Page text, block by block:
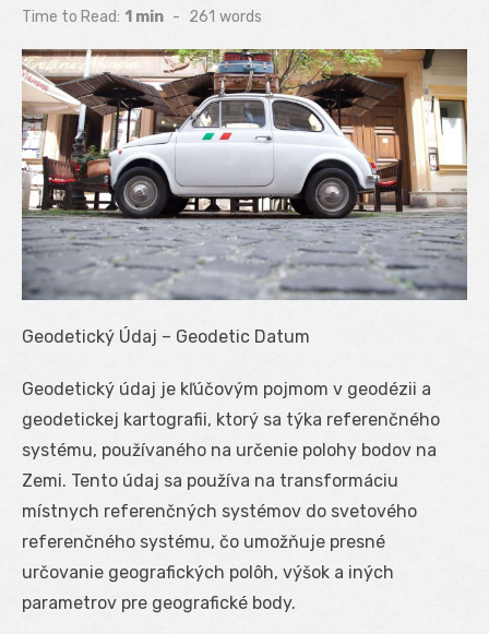
on
Time to Read: 1 min - 261 words
Geodetický Údaj – Geodetic Datum
Geodetický údaj je kľúčovým pojmom v geodézii a
geodetickej kartografii, ktorý sa týka referenčného
systému, používaného na určenie polohy bodov na
Zemi. Tento údaj sa používa na transformáciu
místnych referenčných systémov do svetového
referenčného systému, čo umožňuje presné
určovanie geografických polôh, výšok a iných
parametrov pre geografické body.